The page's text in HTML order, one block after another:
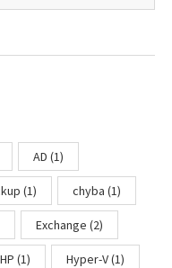
AD (1)
(1) chyba (1)
Exchange (2)
HP (1) Hyper-V(1)